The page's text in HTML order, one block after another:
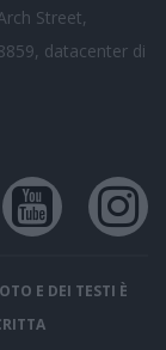
Street,
datacenter di
E DEI TESTI È